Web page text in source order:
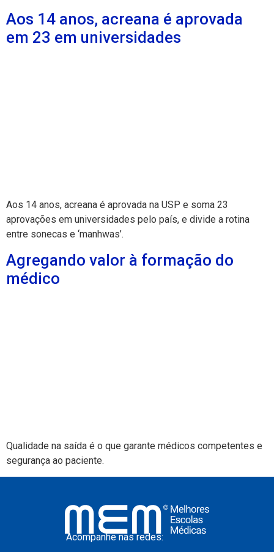
Aos 14 anos, acreana é aprovada
em 23 em universidades
Aos 14 anos, acreana é aprovada na USP e soma 23
aprovações em universidades pelo país, e divide a rotina
entre sonecas e ‘manhwas’.
Agregando valor à formação do
médico
Qualidade na saída é o que garante médicos competentes e
segurança ao paciente.
Acompanhe nas redes: